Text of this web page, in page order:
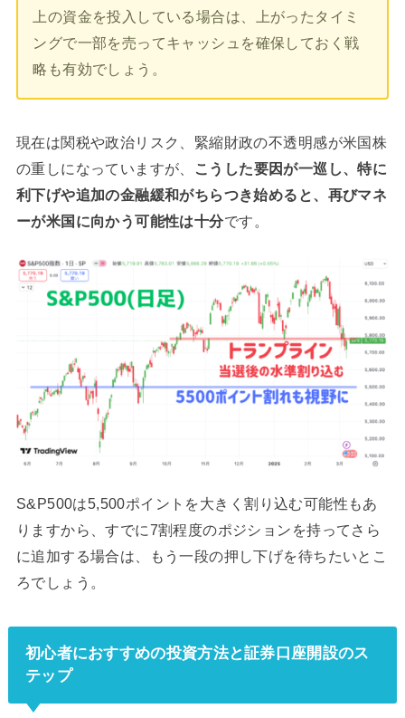
上の資金を投入している場合は、上がったタイミ
ングで一部を売ってキャッシュを確保しておく戦
略も有効でしょう。
現在は関税や政治リスク、緊縮財政の不透明感が米国株
の重しになっていますが、
こうした要因が一巡し、特に
利下げや追加の金融緩和がちらつき始めると、再びマネ
ーが米国に向かう可能性は十分です。
S&P500は5,500ポイントを大きく割り込む可能性もあ
りますから、すでに7割程度のポジションを持ってさら
に追加する場合は、もう一段の押し下げを待ちたいとこ
ろでしょう。
初心者におすすめの投資方法と証券口座開設のス
テップ